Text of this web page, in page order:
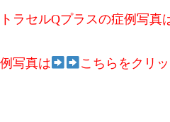
ラセルQプラスの症例写真
写真は こちらをクリ